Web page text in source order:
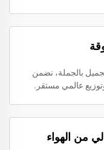
بالجملة، نضمن
عالمي مستقر.
من الهواء